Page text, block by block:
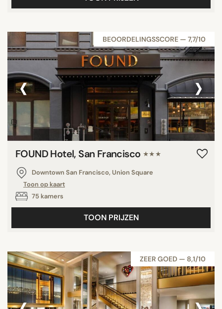
BEOORDELINGSSCORE — 7,7/10
‹ ›
FOUND Hotel, San Francisco ★★★
Downtown San Francisco, Union Square
Toon op kaart
75 kamers
TOON PRIJZEN
ZEER GOED — 8,1/10